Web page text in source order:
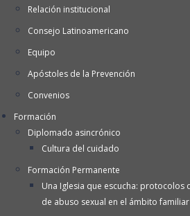
Relación institucional
Consejo Latinoamericano
Equipo
Apóstoles de la Prevención
Convenios
Formación
Diplomado asincrónico
Cultura del cuidado
Formación Permanente
Una Iglesia que escucha: protocolos
de abuso sexual en el ámbito